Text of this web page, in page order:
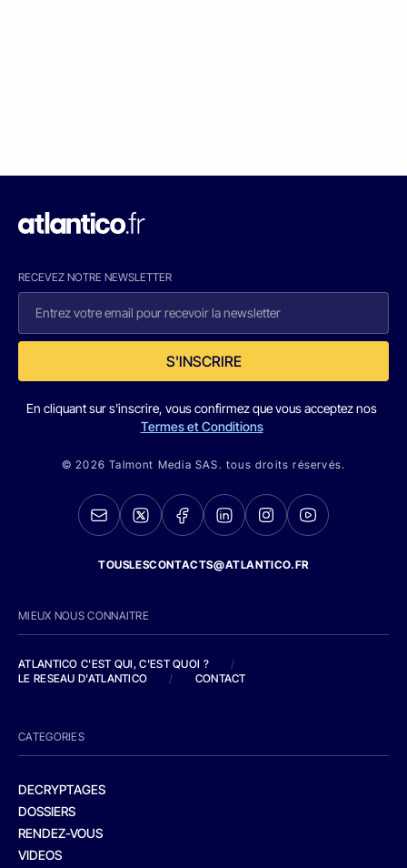
RECEVEZ NOTRE NEWSLETTER
S'INSCRIRE
En cliquant sur s'inscrire, vous confirmez que vous acceptez nos
Termes et Conditions
© 2026 Talmont Media SAS. tous droits réservés.
TOUSLESCONTACTS@ATLANTICO.FR
MIEUX NOUS CONNAITRE
ATLANTICO C'EST QUI, C'EST QUOI ?
/
LE RESEAU D'ATLANTICO
/ CONTACT
CATEGORIES
DECRYPTAGES
DOSSIERS
RENDEZ-VOUS
VIDEOS